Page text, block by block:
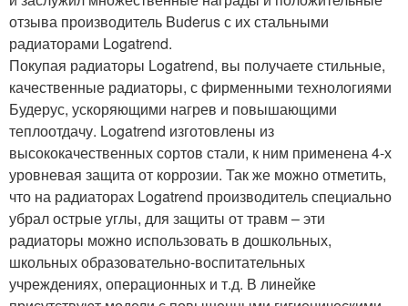
отзыва производитель Buderus с их стальными
радиаторами Logatrend.
Покупая радиаторы Logatrend, вы получаете стильные,
качественные радиаторы, с фирменными технологиями
Будерус, ускоряющими нагрев и повышающими
теплоотдачу. Logatrend изготовлены из
высококачественных сортов стали, к ним применена 4-х
уровневая защита от коррозии. Так же можно отметить,
что на радиаторах Logatrend производитель специально
убрал острые углы, для защиты от травм – эти
радиаторы можно использовать в дошкольных,
школьных образовательно-воспитательных
учреждениях, операционных и т.д. В линейке